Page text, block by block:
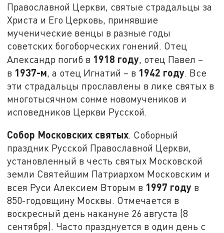
Православной Церкви, святые страдальцы за
Христа и Его Церковь, принявшие
мученические венцы в разные годы
советских богоборческих гонений. Отец
Александр погиб в 1918 году, отец Павел –
в 1937-м, а отец Игнатий – в 1942 году. Все
эти страдальцы прославлены в лике святых в
многотысячном сонме новомучеников и
исповедников Церкви Русской.
Собор Московских святых. Соборный
праздник Русской Православной Церкви,
установленный в честь святых Московской
земли Святейшим Патриархом Московским и
всея Руси Алексием Вторым в 1997 году в
850-годовщину Москвы. Отмечается в
воскресный день накануне 26 августа (8
сентября). Часто празднуется в один день с